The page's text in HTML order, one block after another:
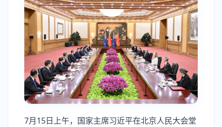
7月15日上午，国家主席习近平在北京人民大会堂